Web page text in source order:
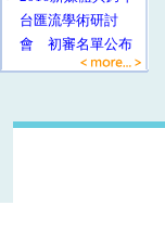
台匯流學術研討
會 初審名單公布